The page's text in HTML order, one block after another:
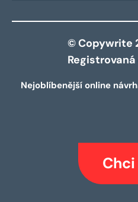
© Copywrite
Nejoblíbenější online